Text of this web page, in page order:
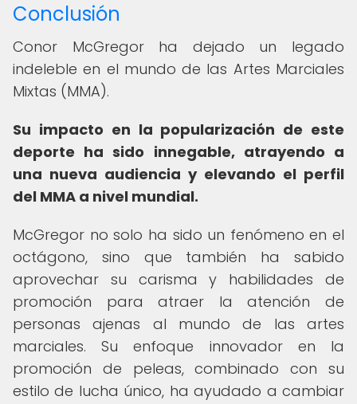
Conclusión
Conor McGregor ha dejado un legado
indeleble en el mundo de las Artes Marciales
Mixtas (MMA).
Su impacto en la popularización de este
deporte ha sido innegable, atrayendo a
una nueva audiencia y elevando el perfil
del MMA a nivel mundial.
McGregor no solo ha sido un fenómeno en el
octágono, sino que también ha sabido
aprovechar su carisma y habilidades de
promoción para atraer la atención de
personas ajenas al mundo de las artes
marciales. Su enfoque innovador en la
promoción de peleas, combinado con su
estilo de lucha único, ha ayudado a cambiar